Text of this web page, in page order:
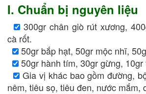
I. Chuẩn bị nguyên liệu
300gr chân giò rút xương,
cà rốt.
50gr bắp hạt, 50gr mộc nhĩ,
50gr hành tím, 30gr gừng, 10gr
Gia vị khác bao gồm đường,
nêm, tiêu sọ, tiêu đen, nước mắm,